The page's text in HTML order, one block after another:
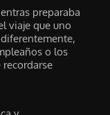
preparaba
viaje que uno
o los